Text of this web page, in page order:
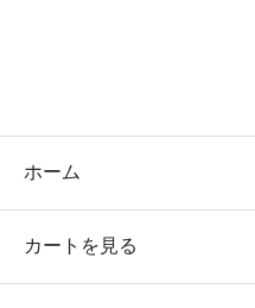
ホーム
カートを見る